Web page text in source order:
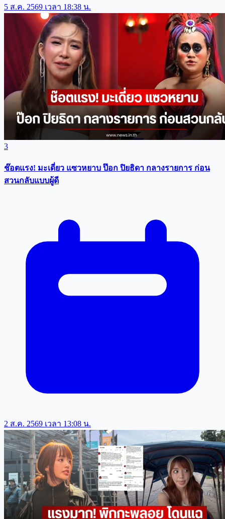
5 ส.ค. 2569 เวลา 18:38 น.
3
ช๊อตแรง! มะเดี่ยว แซวหยาบ ป๊อก ปิยธิดา กลางรายการ ก่อน
สวนกลับแบบผู้ดี
2 ส.ค. 2569 เวลา 13:08 น.